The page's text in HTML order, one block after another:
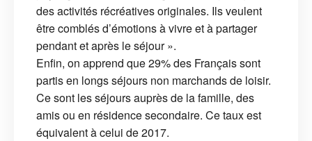
des activités récréatives originales. Ils veulent
être comblés d’émotions à vivre et à partager
pendant et après le séjour ».
Enfin, on apprend que 29% des Français sont
partis en longs séjours non marchands de loisir.
Ce sont les séjours auprès de la famille, des
amis ou en résidence secondaire. Ce taux est
équivalent à celui de 2017.